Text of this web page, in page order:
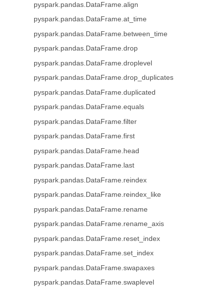
pyspark.pandas.DataFrame.align
pyspark.pandas.DataFrame.at_time
pyspark.pandas.DataFrame.between_time
pyspark.pandas.DataFrame.drop
pyspark.pandas.DataFrame.droplevel
pyspark.pandas.DataFrame.drop_duplicates
pyspark.pandas.DataFrame.duplicated
pyspark.pandas.DataFrame.equals
pyspark.pandas.DataFrame.filter
pyspark.pandas.DataFrame.first
pyspark.pandas.DataFrame.head
pyspark.pandas.DataFrame.last
pyspark.pandas.DataFrame.reindex
pyspark.pandas.DataFrame.reindex_like
pyspark.pandas.DataFrame.rename
pyspark.pandas.DataFrame.rename_axis
pyspark.pandas.DataFrame.reset_index
pyspark.pandas.DataFrame.set_index
pyspark.pandas.DataFrame.swapaxes
pyspark.pandas.DataFrame.swaplevel